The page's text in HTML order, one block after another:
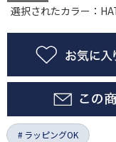
選択されたカラー：
ラッピングOK